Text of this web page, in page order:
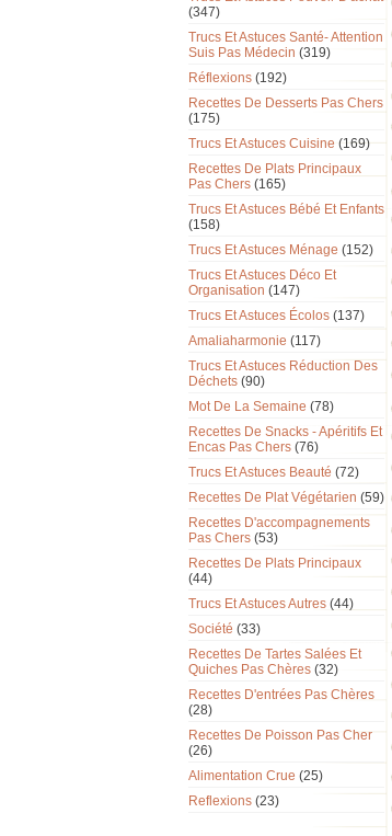
(347)
Trucs Et Astuces Santé- Attention
Suis Pas Médecin (319)
Réflexions (192)
Recettes De Desserts Pas Chers
(175)
Trucs Et Astuces Cuisine (169)
Recettes De Plats Principaux
Pas Chers (165)
Trucs Et Astuces Bébé Et Enfants
(158)
Trucs Et Astuces Ménage (152)
Trucs Et Astuces Déco Et
Organisation (147)
Trucs Et Astuces Écolos (137)
Amaliaharmonie (117)
Trucs Et Astuces Réduction Des
Déchets (90)
Mot De La Semaine (78)
Recettes De Snacks - Apéritifs Et
Encas Pas Chers (76)
Trucs Et Astuces Beauté (72)
Recettes De Plat Végétarien (59)
Recettes D'accompagnements
Pas Chers (53)
Recettes De Plats Principaux
(44)
Trucs Et Astuces Autres (44)
Société (33)
Recettes De Tartes Salées Et
Quiches Pas Chères (32)
Recettes D'entrées Pas Chères
(28)
Recettes De Poisson Pas Cher
(26)
Alimentation Crue (25)
Reflexions (23)